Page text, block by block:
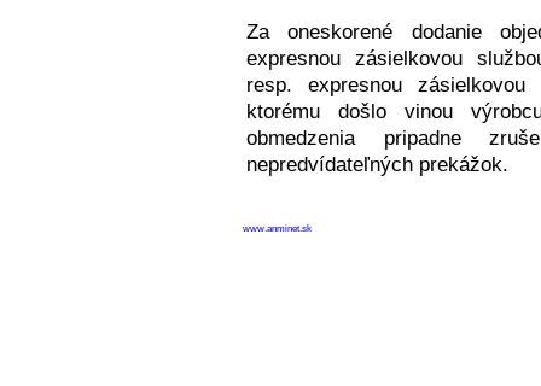
Za oneskorené dodanie
expresnou zásielkovou
resp. expresnou
ktorému došlo vinou
obmedzenia pripadne
nepredvídateľných prekážok.
www.anminet.sk